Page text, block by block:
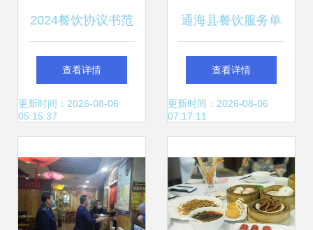
2024餐饮协议书范
文
查看详情
更新时间：2026-08-06
05:15:37
通海县餐饮服务单
位红黑榜（第七
期）
查看详情
更新时间：2026-08-06
07:17:11